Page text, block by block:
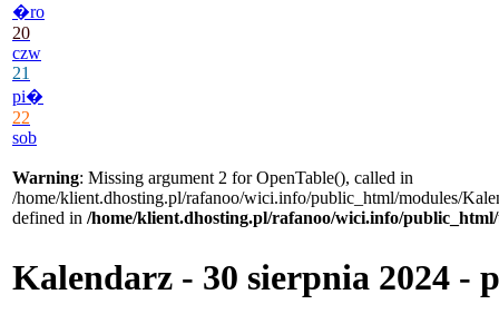
�ro
20
czw
21
pi�
22
sob
Warning: Missing argument 2 for OpenTable(), called in
/home/klient.dhosting.pl/rafanoo/wici.info/public_html/modules/
defined in /home/klient.dhosting.pl/rafanoo/wici.info/
Kalendarz - 30 sierpnia 2024 -